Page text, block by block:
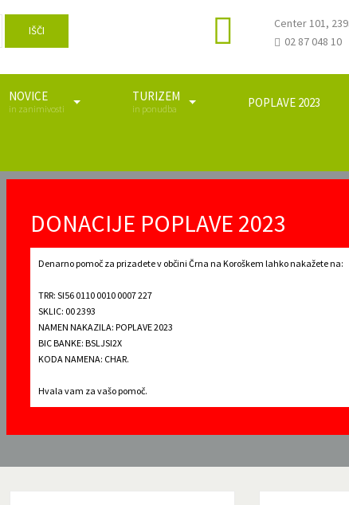
IŠČI
Center 101,
02 87 048 10
NOVICE
in zanimivosti
TURIZEM
in ponudba POPLAVE 2023
DONACIJE POPLAVE 2023
Denarno pomoč za prizadete v občini Črna na Koroškem lahko nakažete na:
TRR: SI56 0110 0010 0007 227
SKLIC: 00 2393
NAMEN NAKAZILA: POPLAVE 2023
BIC BANKE: BSLJSI2X
KODA NAMENA: CHAR.
Hvala vam za vašo pomoč.